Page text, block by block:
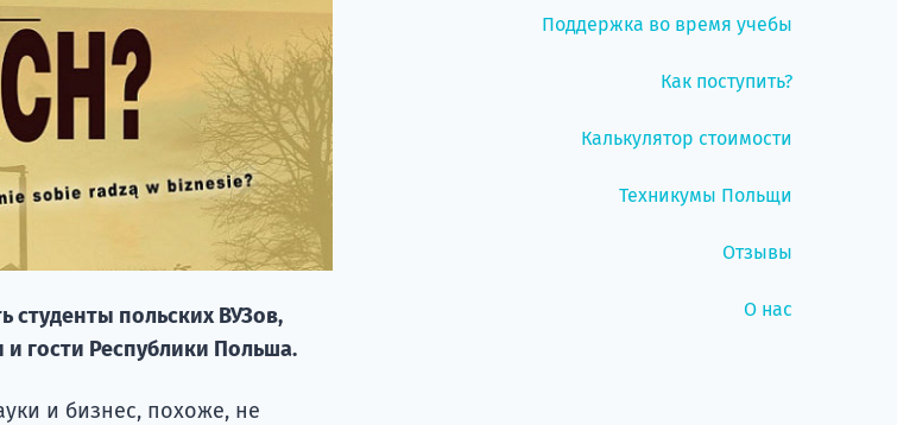
студенты польских ВУЗов,
гости Республики Польша.
и бизнес, похоже, не
Поддержка во время учебы
Как поступить?
Калькулятор стоимости
Техникумы Польщи
Отзывы
О нас